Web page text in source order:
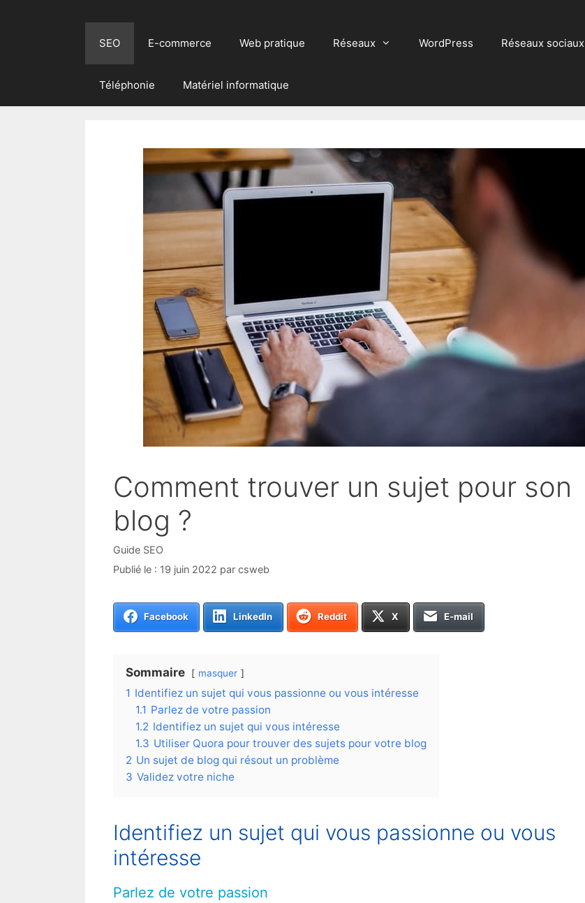
SEO E-commerce Web pratique Réseaux WordPress Réseaux sociaux
Téléphonie Matériel informatique
Comment trouver un sujet pour son
blog ?
Catégories
Guide SEO
19 juin 2022 par csweb
Facebook LinkedIn Reddit X E-mail
Sommaire masquer
1 Identifiez un sujet qui vous passionne ou vous intéresse
1.1 Parlez de votre passion
1.2 Identifiez un sujet qui vous intéresse
1.3 Utiliser Quora pour trouver des sujets pour votre blog
2 Un sujet de blog qui résout un problème
3 Validez votre niche
Identifiez un sujet qui vous passionne ou vous
intéresse
Parlez de votre passion